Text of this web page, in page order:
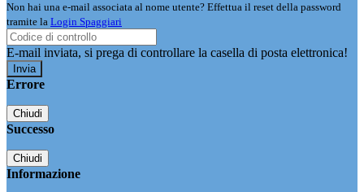
Non hai una e-mail associata al nome utente? Effettua il reset della password
tramite la Login Spaggiari
E-mail inviata, si prega di controllare la casella di posta elettronica!
Errore
Chiudi
Successo
Chiudi
Informazione